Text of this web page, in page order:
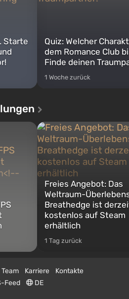
Starte
Quiz: Welcher
dem Romance Club
Finde deinen
1 Woche zurück
Freies Angebot: Das
Weltraum-
Breathedge ist
kostenlos auf Steam
erhältlich
1 Tag zurück
Team Karriere
Kontakte
Feed DE